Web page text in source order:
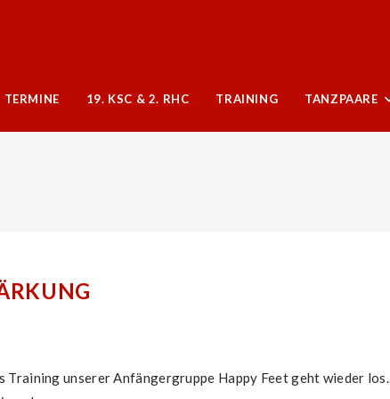
TERMINE 19. KSC & 2. RHC TRAINING TANZPAARE
unserer Anfängergruppe Happy Feet geht wieder los.